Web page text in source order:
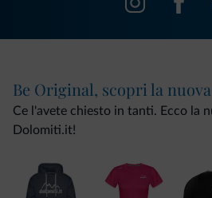
Be Original, scopri la
Ce l'avete chiesto in tanti. Ecco la
Dolomiti.it!